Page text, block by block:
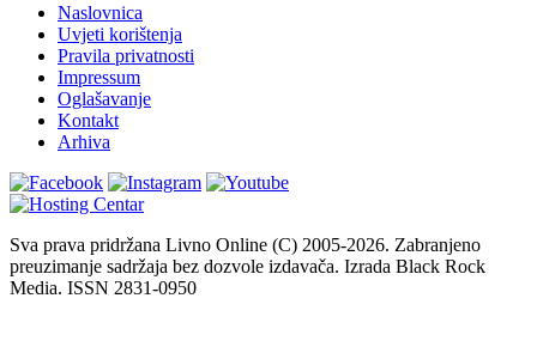
Naslovnica
Uvjeti korištenja
Pravila privatnosti
Impressum
Oglašavanje
Kontakt
Arhiva
Sva prava pridržana Livno Online (C) 2005-2026. Zabranjeno
preuzimanje sadržaja bez dozvole izdavača. Izrada Black Rock
Media. ISSN 2831-0950